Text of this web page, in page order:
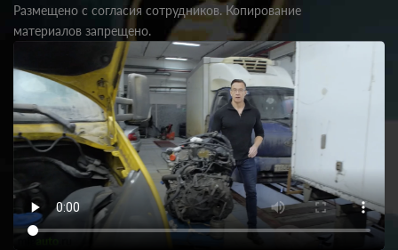
Размещено с согласия сотрудников. Копирование
материалов запрещено.